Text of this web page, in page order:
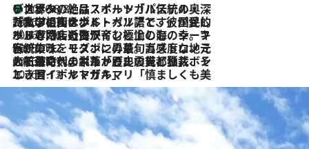
2026.8.8
リスボンの絶品スイーツ「パステル・デ・ナタ」とは？ポルトガル伝統の奥深い世界へ
2026.7.27
「私の祖国はポルトガル語です」国民的詩人フェルナンド・ペソアと、彼が愛した文学の街を歩く
2026.7.26
ポルトガル近海が育む極上の海の幸。キリリと冷えた白ワインと愉しむ、シーフード専門店の贅沢
2026.7.22
伝統の味をモダンに昇華。高感度な地元客が集う、リスボンの最旬ガストロノミー
2026.7.21
大航海時代の栄華から、震災、独裁、そして革命へ。ポルトガル・首都リスボンの石畳に刻まれた「歴史の光と影」
2026.7.13
エッセイ・ヤマザキマリ「慎ましくも美しき国 ポルトガル」